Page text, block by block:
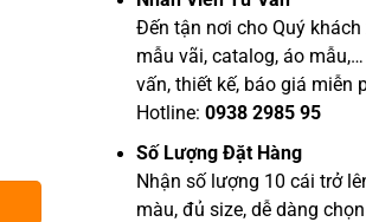
Đến tận nơi cho Quý khách
mẫu vãi, catalog, áo
vấn, thiết kế, báo giá miễn
Hotline: 0938 2985 95
Số Lượng Đặt Hàng
Nhận số lượng 10 cái trở
màu, đủ size, dễ dàng